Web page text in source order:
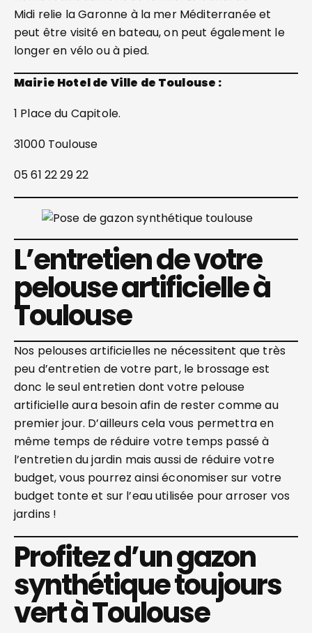
Midi relie la Garonne à la mer Méditerranée et
peut être visité en bateau, on peut également le
longer en vélo ou à pied.
Mairie Hotel de Ville de Toulouse :
1 Place du Capitole.
31000 Toulouse
05 61 22 29 22
L’entretien de votre
pelouse artificielle à
Toulouse
Nos pelouses artificielles ne nécessitent que très
peu d’entretien de votre part, le brossage est
donc le seul entretien dont votre pelouse
artificielle aura besoin afin de rester comme au
premier jour. D’ailleurs cela vous permettra en
même temps de réduire votre temps passé à
l’entretien du jardin mais aussi de réduire votre
budget, vous pourrez ainsi économiser sur votre
budget tonte et sur l’eau utilisée pour arroser vos
jardins !
Profitez d’un gazon
synthétique toujours
vert à Toulouse